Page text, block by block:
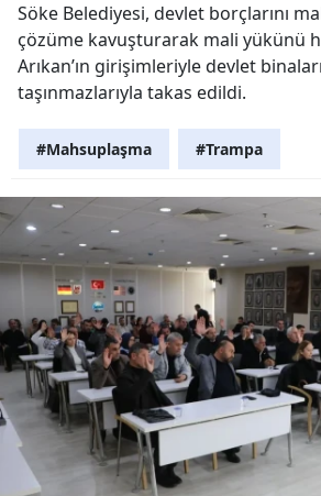
Söke Belediyesi, devlet borçlarını
çözüme kavuşturarak mali yükünü
Arıkan’ın girişimleriyle devlet
taşınmazlarıyla takas edildi.
#Mahsuplaşma #Trampa